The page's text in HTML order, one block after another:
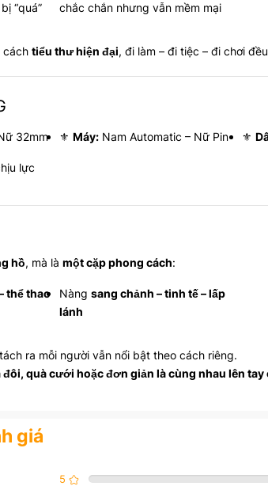
“quá”
chắc chắn nhưng vẫn mềm mại
cáchtiểu thư hiện đại, đi làm – đi tiệc – đi chơi
32mm ⚜️Máy: Nam Automatic – Nữ Pin ⚜️
lực
hồ, mà làmột cặp phong cách:
thể thao Nàngsang chảnh – tinh tế – lấp
lánh
ra mỗi người vẫn nổi bật theo cách riêng.
đôi, quà cưới hoặc đơn giản là cùng nhau lên tay
giá
5